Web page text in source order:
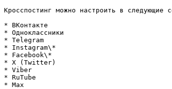
Кросспостинг можно настроить в следующие
* ВКонтакте
* Одноклассники
* Telegram
* Instagram\*
* Facebook\*
* X (Twitter)
* Viber
* RuTube
* Max